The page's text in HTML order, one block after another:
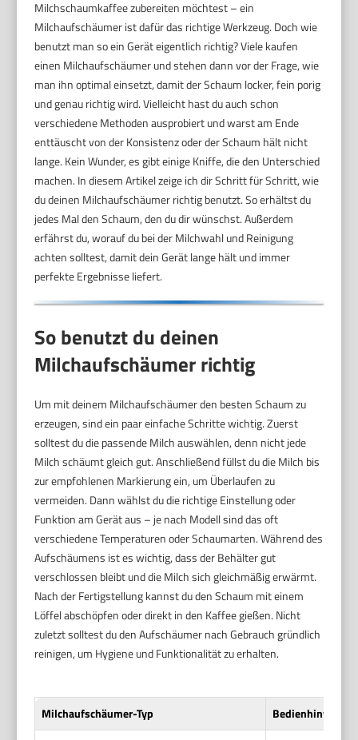
Milchschaumkaffee zubereiten möchtest – ein
Milchaufschäumer ist dafür das richtige Werkzeug. Doch wie
benutzt man so ein Gerät eigentlich richtig? Viele kaufen
einen Milchaufschäumer und stehen dann vor der Frage, wie
man ihn optimal einsetzt, damit der Schaum locker, fein porig
und genau richtig wird. Vielleicht hast du auch schon
verschiedene Methoden ausprobiert und warst am Ende
enttäuscht von der Konsistenz oder der Schaum hält nicht
lange. Kein Wunder, es gibt einige Kniffe, die den Unterschied
machen. In diesem Artikel zeige ich dir Schritt für Schritt, wie
du deinen Milchaufschäumer richtig benutzt. So erhältst du
jedes Mal den Schaum, den du dir wünschst. Außerdem
erfährst du, worauf du bei der Milchwahl und Reinigung
achten solltest, damit dein Gerät lange hält und immer
perfekte Ergebnisse liefert.
So benutzt du deinen
Milchaufschäumer richtig
Um mit deinem Milchaufschäumer den besten Schaum zu
erzeugen, sind ein paar einfache Schritte wichtig. Zuerst
solltest du die passende Milch auswählen, denn nicht jede
Milch schäumt gleich gut. Anschließend füllst du die Milch bis
zur empfohlenen Markierung ein, um Überlaufen zu
vermeiden. Dann wählst du die richtige Einstellung oder
Funktion am Gerät aus – je nach Modell sind das oft
verschiedene Temperaturen oder Schaumarten. Während des
Aufschäumens ist es wichtig, dass der Behälter gut
verschlossen bleibt und die Milch sich gleichmäßig erwärmt.
Nach der Fertigstellung kannst du den Schaum mit einem
Löffel abschöpfen oder direkt in den Kaffee gießen. Nicht
zuletzt solltest du den Aufschäumer nach Gebrauch gründlich
reinigen, um Hygiene und Funktionalität zu erhalten.
Milchaufschäumer-Typ
Bedienhinweise